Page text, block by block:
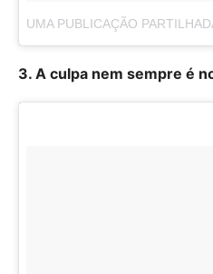
3. A culpa nem sempre é